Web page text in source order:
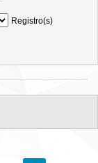
Registro(s)